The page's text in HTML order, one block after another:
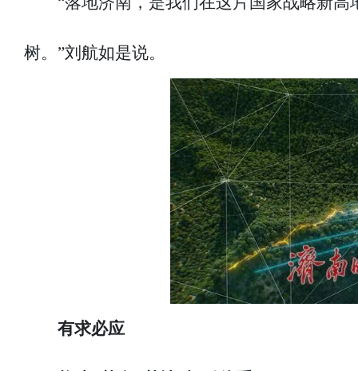
树。”刘航如是说。
有求必应